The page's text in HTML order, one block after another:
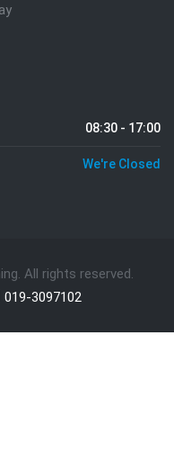
08:30 - 17:00
We're Closed
All rights reserved.
019-3097102